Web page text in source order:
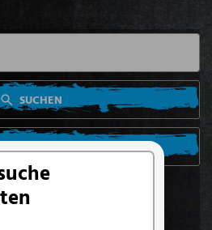
SUCHEN
MEINEM STANDORT AUS